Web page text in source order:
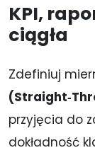
KPI,
ciągła
Zdefiniuj
przyjęcia do
dokładność